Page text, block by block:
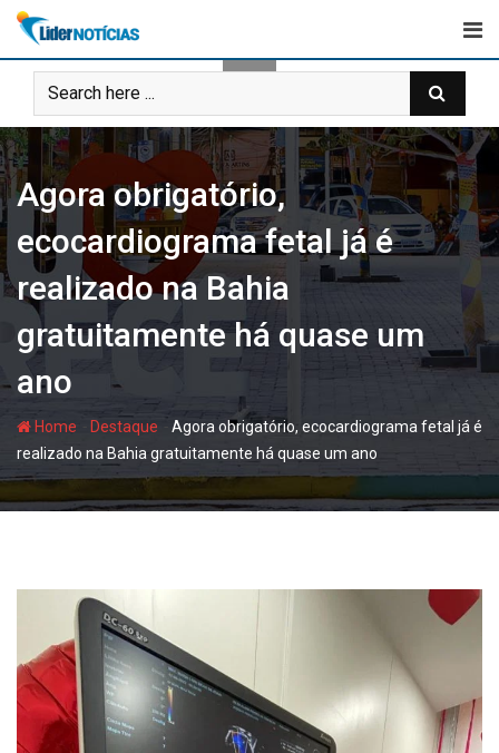
Skip
content
Agora obrigatório,
ecocardiograma fetal já é
realizado na Bahia
gratuitamente há quase um
ano
Home Destaque - Agora obrigatório, ecocardiograma fetal já é
realizado na Bahia gratuitamente há quase um ano